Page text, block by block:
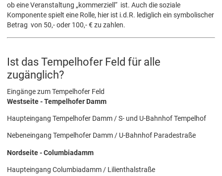
ob eine Veranstaltung „kommerziell“ ist. Auch die soziale
Komponente spielt eine Rolle, hier ist i.d.R. lediglich ein symbolischer
Betrag von 50,- oder 100,- € zu zahlen.
Ist das Tempelhofer Feld für alle
zugänglich?
Eingänge zum Tempelhofer Feld
Westseite - Tempelhofer Damm
Haupteingang Tempelhofer Damm / S- und U-Bahnhof Tempelhof
Nebeneingang Tempelhofer Damm / U-Bahnhof Paradestraße
Nordseite - Columbiadamm
Haupteingang Columbiadamm / Lilienthalstraße